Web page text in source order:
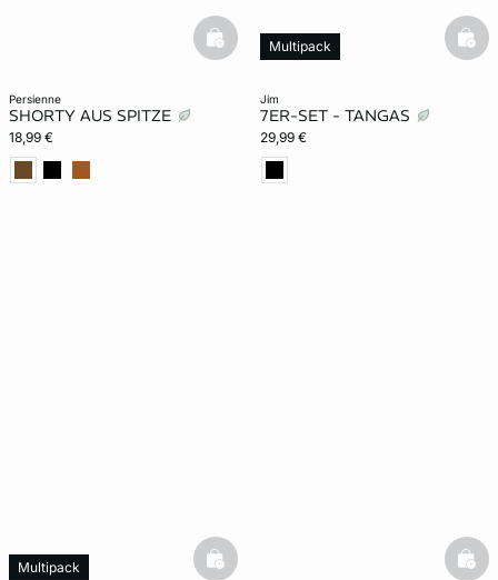
persienne
SHORTY AUS SPITZE
18,99 €
basketfull
jim
7ER-SET - TANGAS
29,99 €
Multipack
Multipack basketfull